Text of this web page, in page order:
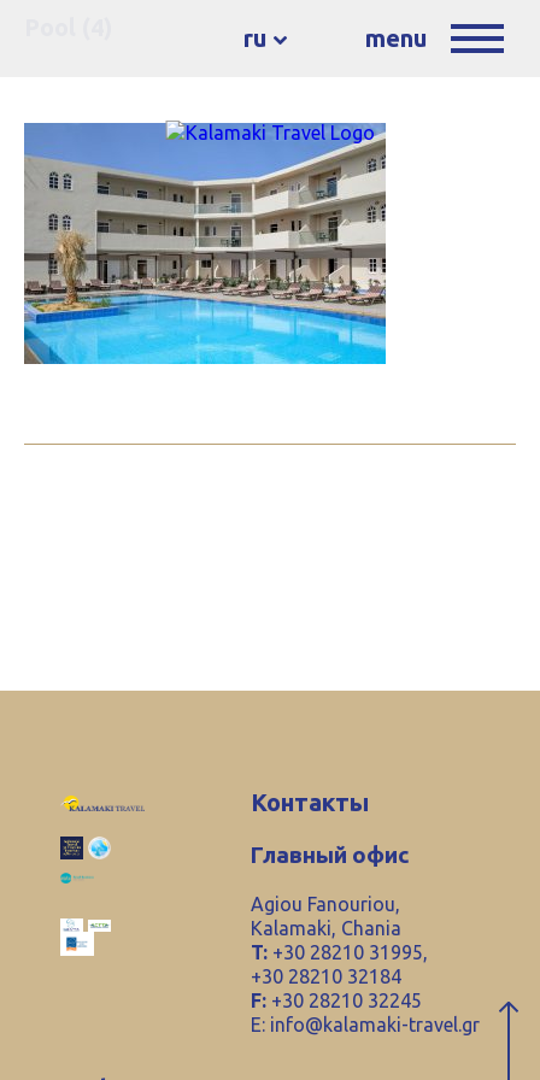
ru menu
Контакты
Главный офис
Agiou Fanouriou,
Kalamaki, Chania
T: +30 28210 31995,
+30 28210 32184
F: +30 28210 32245
E: info@kalamaki-travel.gr